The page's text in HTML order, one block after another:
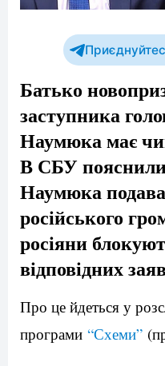
Батько
заступника
Наумюка має
В СБУ
Наумюка
російського
росіяни
відповідних
Про це йдеться у
програми “Схеми”